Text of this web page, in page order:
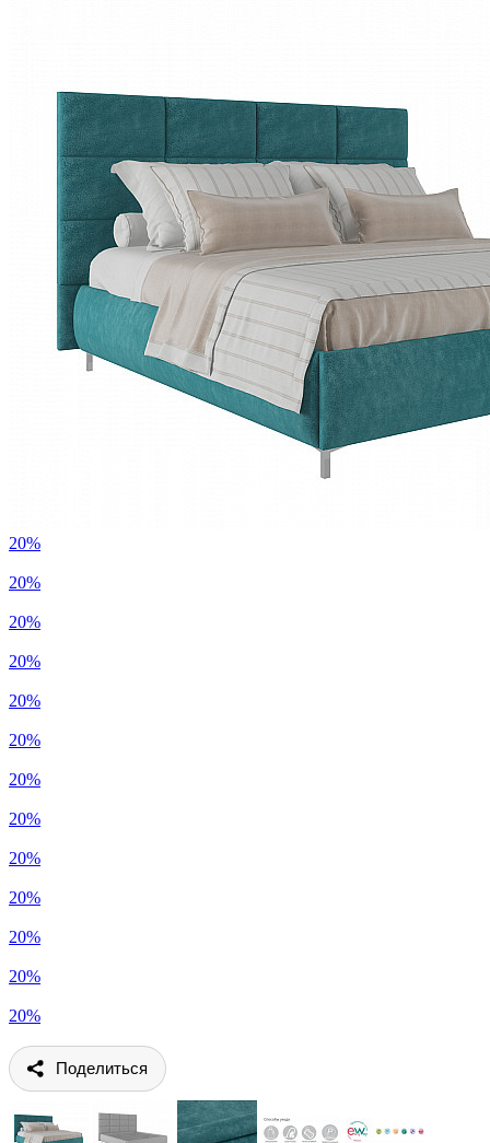
20%
20%
20%
20%
20%
20%
20%
20%
20%
20%
20%
20%
20%
Поделиться